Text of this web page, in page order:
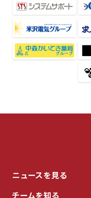
ニュースを見る
チームを知る